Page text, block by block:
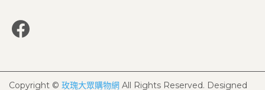
Copyright © 玫瑰大眾購物網 All Rights Reserved. Designed